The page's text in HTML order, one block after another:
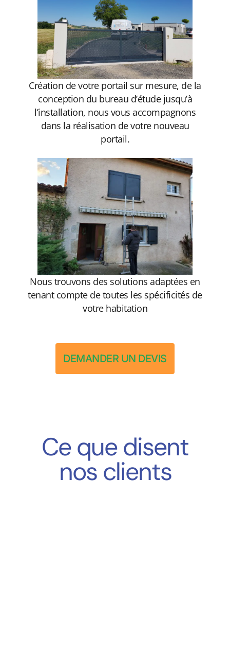
Création de votre portail sur mesure, de la
conception du bureau d’étude jusqu’à
l’installation, nous vous accompagnons
dans la réalisation de votre nouveau
portail.
Nous trouvons des solutions adaptées en
tenant compte de toutes les spécificités de
votre habitation
DEMANDER UN DEVIS
Ce que disent
nos clients